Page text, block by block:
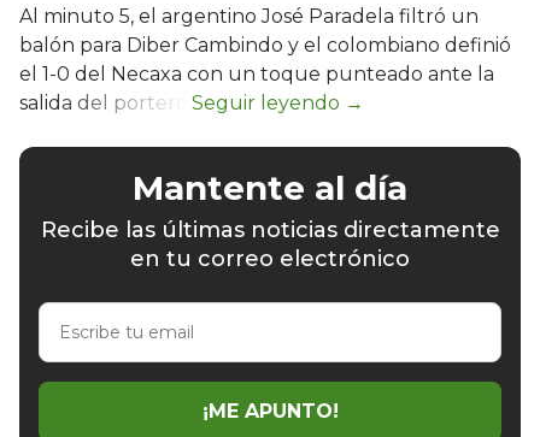
Al minuto 5, el argentino José Paradela filtró un
balón para Diber Cambindo y el colombiano definió
el 1-0 del Necaxa con un toque punteado ante la
salida del portero.
Mantente al día
Recibe las últimas noticias directamente
en tu correo electrónico
Escribe
email
¡ME APUNTO!